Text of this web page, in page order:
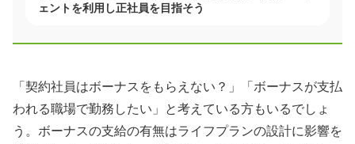
ェントを利用し正社員を目指そう
「契約社員はボーナスをもらえない？」「ボーナスが支払
われる職場で勤務したい」と考えている方もいるでしょ
う。ボーナスの支給の有無はライフプランの設計に影響を